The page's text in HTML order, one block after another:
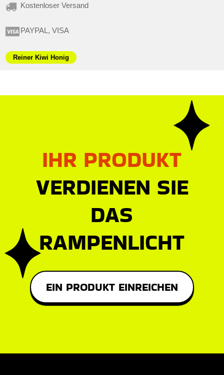
Kostenloser Versand
PAYPAL, VISA
Reiner Kiwi Honig
IHR PRODUKT
VERDIENEN SIE
DAS
RAMPENLICHT
EIN PRODUKT EINREICHEN